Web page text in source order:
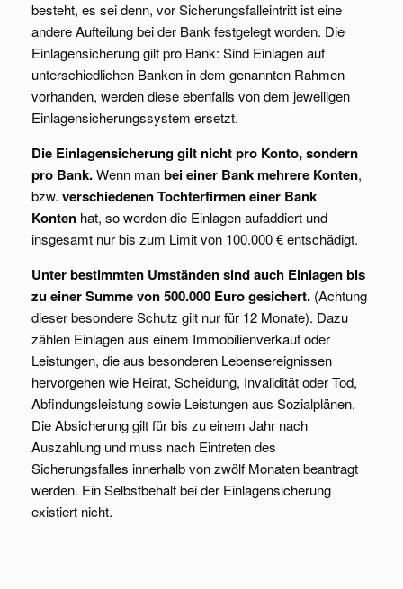
besteht, es sei denn, vor Sicherungsfalleintritt ist eine
andere Aufteilung bei der Bank festgelegt worden. Die
Einlagensicherung gilt pro Bank: Sind Einlagen auf
unterschiedlichen Banken in dem genannten Rahmen
vorhanden, werden diese ebenfalls von dem jeweiligen
Einlagensicherungssystem ersetzt.
Die Einlagensicherung gilt nicht pro Konto, sondern
pro Bank.Wenn manbei einer Bank mehrere Konten,
bzw. verschiedenen Tochterfirmen einer Bank
Konten hat, so werden die Einlagen aufaddiert und
insgesamt nur bis zum Limit von 100.000 € entschädigt.
Unter bestimmten Umständen sind auch Einlagen bis
zu einer Summe von 500.000 Euro gesichert. (Achtung
dieser besondere Schutz gilt nur für 12 Monate). Dazu
zählen Einlagen aus einem Immobilienverkauf oder
Leistungen, die aus besonderen Lebensereignissen
hervorgehen wie Heirat, Scheidung, Invalidität oder Tod,
Abfindungsleistung sowie Leistungen aus Sozialplänen.
Die Absicherung gilt für bis zu einem Jahr nach
Auszahlung und muss nach Eintreten des
Sicherungsfalles innerhalb von zwölf Monaten beantragt
werden. Ein Selbstbehalt bei der Einlagensicherung
existiert nicht.